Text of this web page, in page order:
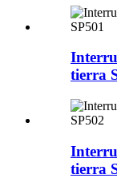
tierra
tierra